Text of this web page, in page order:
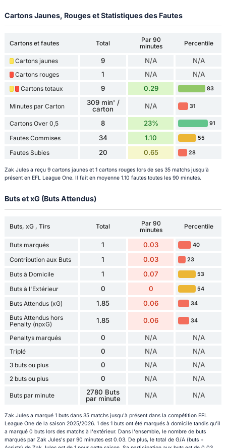
Cartons Jaunes, Rouges et Statistiques des Fautes
Cartons et fautes Total
Par 90
minutes
Percentile
Cartons jaunes 9 N/A N/A
Cartons rouges 1 N/A N/A
Cartons totaux 9 0.29 83
Minutes par Carton
309 min' /
carton
N/A 31
Cartons Over 0,5 8 23% 91
Fautes Commises 34 1.10 55
Fautes Subies 20 0.65 28
Zak Jules a reçu 9 cartons jaunes et 1 cartons rouges lors de ses 35 matchs jusqu'à
présent en EFL League One. Il fait en moyenne 1.10 fautes toutes les 90 minutes.
Buts et xG (Buts Attendus)
Buts, xG , Tirs Total
Par 90
minutes
Percentile
Buts marqués 1 0.03 40
Contribution aux Buts 1 0.03 23
Buts à Domicile 1 0.07 53
Buts à l'Extérieur 0 0 54
Buts Attendus (xG) 1.85 0.06 34
Buts Attendus hors
Penalty (npxG)
1.85 0.06 34
Penaltys marqués 0 N/A N/A
Triplé 0 N/A N/A
3 buts ou plus 0 N/A N/A
2 buts ou plus 0 N/A N/A
Buts par minute
2780 Buts
par minute
N/A N/A
Zak Jules a marqué 1 buts dans 35 matchs jusqu'à présent dans la compétition EFL
League One de la saison 2025/2026. 1 des 1 buts ont été marqués à domicile tandis qu'il
a marqué 0 buts lors des matchs à l'extérieur. Dans l'ensemble, le nombre de buts
marqués par Zak Jules's par 90 minutes est 0.03. De plus, le total de G/A (buts +